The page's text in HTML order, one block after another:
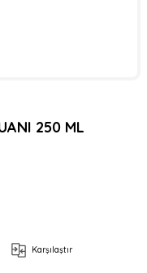
250 ML
Karşılaştır